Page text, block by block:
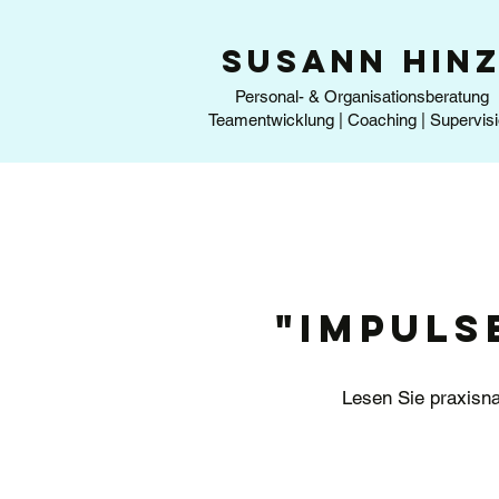
SUSANN
Personal- & Organisationsberatung
Teamentwicklung | Coaching |
Lesen Sie